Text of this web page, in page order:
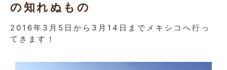
の知れぬもの
2016年3月5日から3月14日までメキシコへ行っ
てきます！